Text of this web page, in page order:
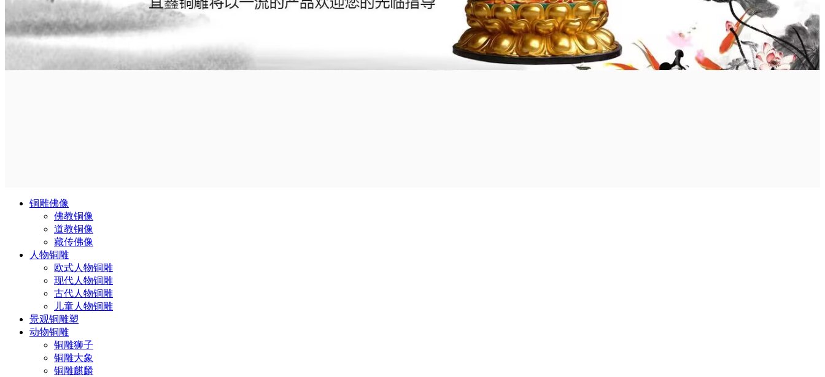
铜雕佛像
佛教铜像
道教铜像
藏传佛像
人物铜雕
欧式人物铜雕
现代人物铜雕
古代人物铜雕
儿童人物铜雕
景观铜雕塑
动物铜雕
铜雕狮子
铜雕大象
铜雕麒麟